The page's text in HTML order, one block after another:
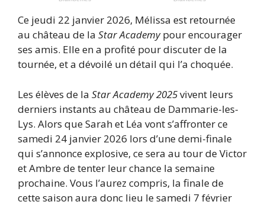
Ce jeudi 22 janvier 2026, Mélissa est retournée
au château de la Star Academypour encourager
ses amis. Elle en a profité pour discuter de la
tournée, et a dévoilé un détail qui l’a choquée.
Les élèves de la Star Academy 2025vivent leurs
derniers instants au château de Dammarie-les-
Lys. Alors que Sarah et Léa vont s’affronter ce
samedi 24 janvier 2026 lors d’une demi-finale
qui s’annonce explosive, ce sera au tour de Victor
et Ambre de tenter leur chance la semaine
prochaine. Vous l’aurez compris, la finale de
cette saison aura donc lieu le samedi 7 février